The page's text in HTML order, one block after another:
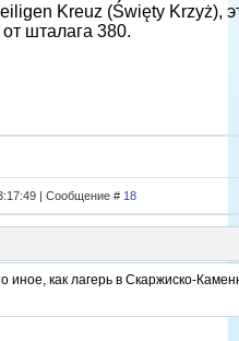
Kreuz (Święty Krzyż),
шталага 380.
| Сообщение # 18
иное, как лагерь в Скаржиско-